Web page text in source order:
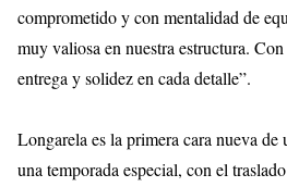
comprometido y con mentalidad de
muy valiosa en nuestra estructura.
entrega y solidez en cada detalle”.
Longarela es la primera cara nueva de
una temporada especial, con el